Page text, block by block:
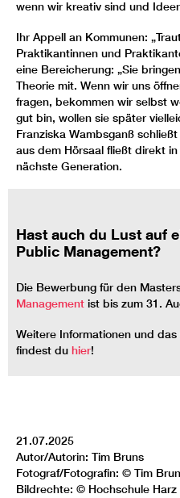
wenn wir kreativ sind und
Ihr Appell an Kommunen:
Praktikantinnen und
eine Bereicherung: „Sie
Theorie mit. Wenn wir uns
fragen, bekommen wir selbst
gut bin, wollen sie später
Franziska Wambsganß
aus dem Hörsaal fließt direkt
nächste Generation.
Hast auch du Lust auf
Public Management?
Die Bewerbung für den
Management ist bis zum 31.
Weitere Informationen und
findest du hier!
21.07.2025
Autor/Autorin: Tim Bruns
Fotograf/Fotografin: © Tim
Bildrechte: © Hochschule Harz